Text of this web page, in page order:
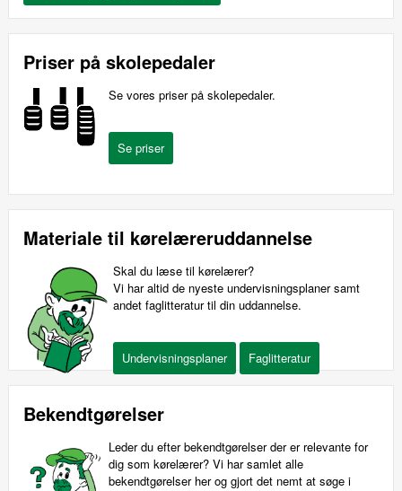
Priser på skolepedaler
Se vores priser på skolepedaler.
Materiale til kørelæreruddannelse
Skal du læse til kørelærer?
Vi har altid de nyeste undervisningsplaner samt
andet faglitteratur til din uddannelse.
Bekendtgørelser
Leder du efter bekendtgørelser der er relevante for
dig som kørelærer? Vi har samlet alle
bekendtgørelser her og gjort det nemt at søge i